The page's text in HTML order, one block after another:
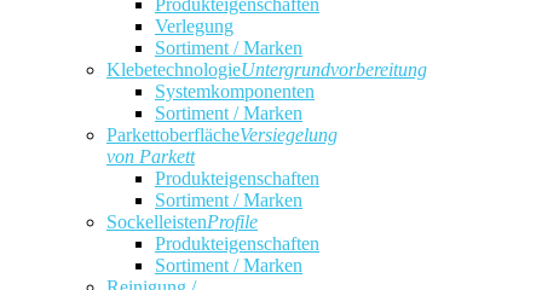
Produkteigenschaften
Verlegung
Sortiment / Marken
KlebetechnologieUntergrundvorbereitung
Systemkomponenten
Sortiment / Marken
ParkettoberflächeVersiegelung
von Parkett
Produkteigenschaften
Sortiment / Marken
SockelleistenProfile
Produkteigenschaften
Sortiment / Marken